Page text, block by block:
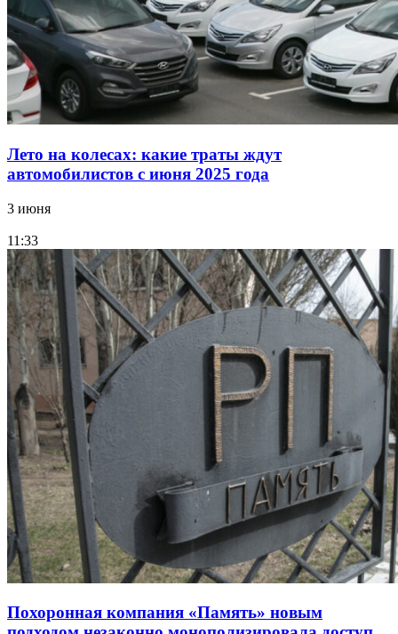
Лето на колесах: какие траты ждут
автомобилистов с июня 2025 года
3 июня
11:33
Похоронная компания «Память» новым